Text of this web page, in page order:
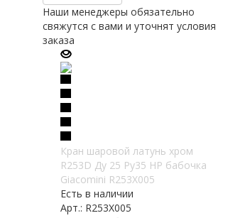
Наши менеджеры обязательно
свяжутся с вами и уточнят условия
заказа
Кран шаровой латунь хром
R253D Ду 25 Ру35 НР бабочка
Giacomini R253X005
Есть в наличии
Арт.: R253X005